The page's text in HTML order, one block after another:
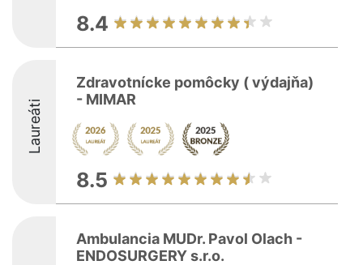
8.4
Laureáti
Zdravotnícke pomôcky ( výdajňa)
- MIMAR
8.5
Ambulancia MUDr. Pavol Olach -
ENDOSURGERY s.r.o.